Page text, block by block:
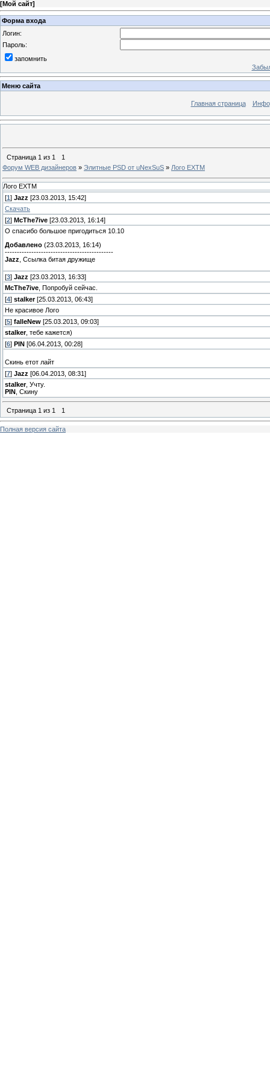
[Мой сайт]
Форма входа
Логин:
Пароль:
запомнить
Меню сайта
Главная страница
Страница 1 из 1
1
Форум WEB дизайнеров » Элитные PSD от uNexSuS » Лого EXTM
Лого EXTM
[1 ] Jazz [23.03.2013, 15:42]
Скачать
[2] McThe7ive [23.03.2013, 16:14]
О спасибо большое пригодиться 10.10
Добавлено (23.03.2013, 16:14)
---------------------------------------------
Jazz , Ссылка битая дружище
[3] Jazz [23.03.2013, 16:33]
McThe7ive , Попробуй сейчас.
[4] stalker[25.03.2013, 06:43]
Не красивое Лого
[5] falleNew [25.03.2013, 09:03]
stalker, тебе кажется)
[6] PIN [06.04.2013, 00:28]
Скинь етот лайт
[7] Jazz [06.04.2013, 08:31]
stalker, Учту.
PIN
, Скину
Страница 1 из 1 1
Полная версия сайта